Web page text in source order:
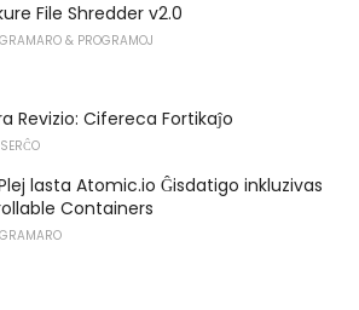
File Shredder v2.0
& PROGRAMOJ
Revizio: Cifereca Fortikaĵo
lasta Atomic.io Ĝisdatigo inkluzivas
Containers